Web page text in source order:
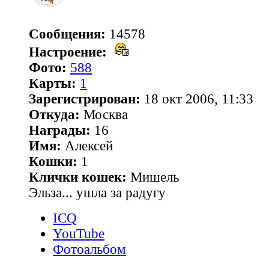
Сообщения: 14578
Настроение:
Фото: 588
Карты: 1
Зарегистрирован: 18 окт 2006, 11:33
Откуда: Москва
Награды: 16
Имя: Алексей
Кошки: 1
Клички кошек: Мишель
Эльза... ушла за радугу
ICQ
YouTube
Фотоальбом